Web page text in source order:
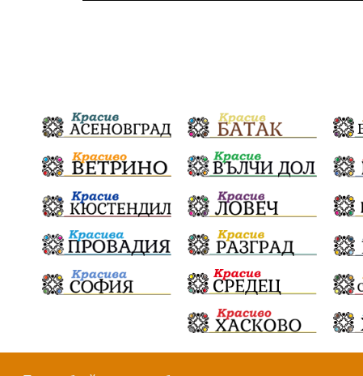
© Всички права са запазени, 2026.